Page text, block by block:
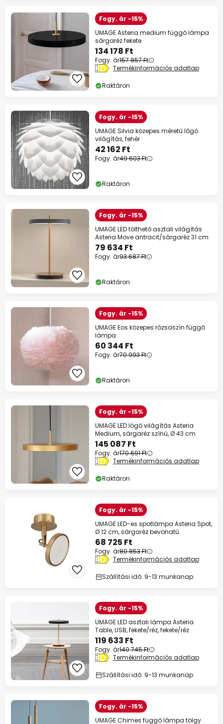
Fogy. ár -15%
UMAGE Asteria medium függő lámpa
sárgaréz fekete
134 178 Ft
Fogy. ár157 857 Ft
Termékinformációs adatlap
Raktáron
Fogy. ár -15%
UMAGE Silvia közepes méretű lógó
világítás, fehér
42 162 Ft
Fogy. ár49 603 Ft
Raktáron
Fogy. ár -15%
UMAGE LED tölthető asztali világítás
Asteria Move antracit/sárgaréz 31 cm
79 634 Ft
Fogy. ár93 687 Ft
Raktáron
Fogy. ár -15%
UMAGE Eos közepes rózsaszín függő
lámpa
60 344 Ft
Fogy. ár70 993 Ft
Raktáron
Fogy. ár -15%
UMAGE LED lógó világítás Asteria
Medium, sárgaréz színű, Ø 43 cm
145 087 Ft
Fogy. ár170 691 Ft
Termékinformációs adatlap
Raktáron
Fogy. ár -15%
UMAGE LED-es spotlámpa Asteria Spot,
Ø 12 cm, sárgaréz bevonatú
68 725 Ft
Fogy. ár80 853 Ft
Termékinformációs adatlap
Szállítási idő: 9-13 munkanap
Fogy. ár -15%
UMAGE LED asztali lámpa Asteria
Table, USB, fekete/réz, fekete/réz
119 633 Ft
Fogy. ár140 745 Ft
Termékinformációs adatlap
Szállítási idő: 9-13 munkanap
Fogy. ár -15%
UMAGE Chimes függő lámpa tölgy